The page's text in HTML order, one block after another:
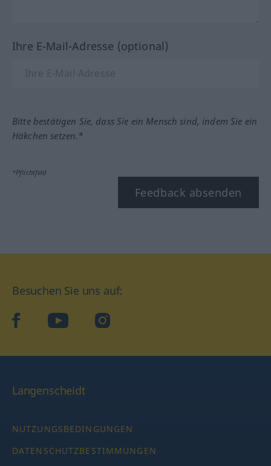
Ihre E-Mail-Adresse (optional)
Bitte bestätigen Sie, dass Sie ein Mensch sind, indem Sie ein
Häkchen setzen.*
*Pflichtfeld
Feedback absenden
Besuchen Sie uns auf:
facebookYouTube Instagram
Langenscheidt
NUTZUNGSBEDINGUNGEN
DATENSCHUTZBESTIMMUNGEN